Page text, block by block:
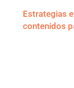
Estrategias
contenidos